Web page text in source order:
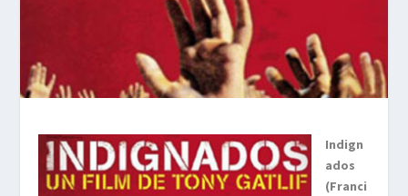
Indign
ados
(Franci